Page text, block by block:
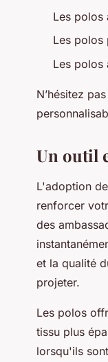
Les polos
Les polos
Les polos
N’hésitez
Un outil
L'adoption
renforcer
des
et la qualité
projeter.
Les polos
tissu plus
lorsqu'ils